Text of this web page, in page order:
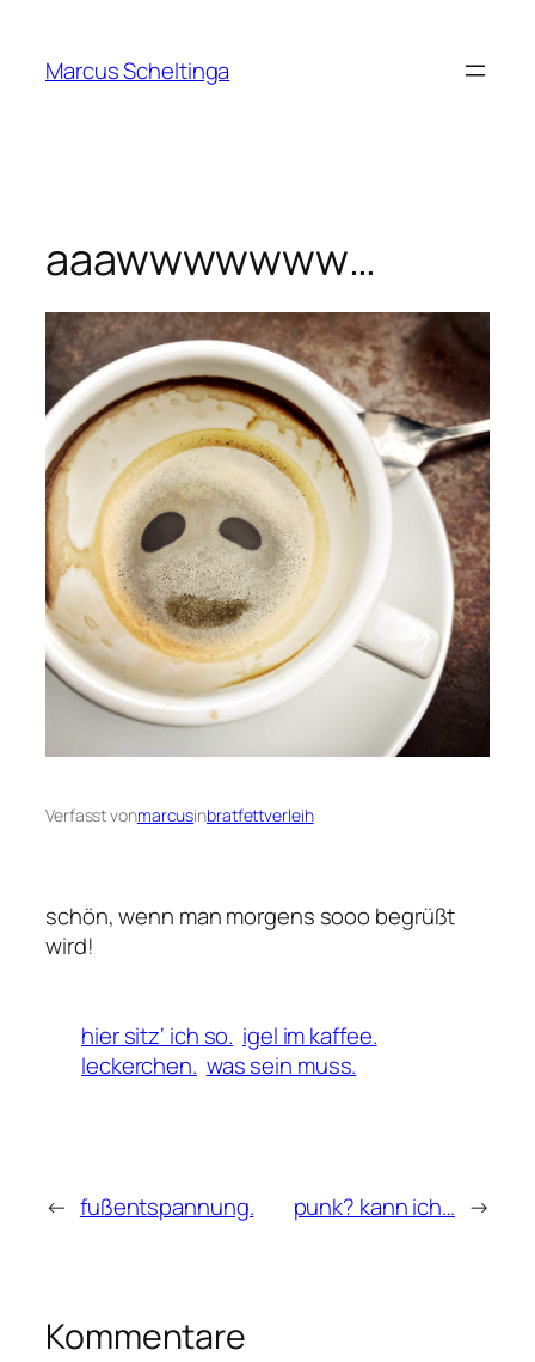
springen
Marcus Scheltinga
aaawwwwwww…
Verfasst vonmarcusinbratfettverleih
schön, wenn man morgens sooo begrüßt
wird!
hier sitz‘ ich so. igel im kaffee.
leckerchen. was sein muss.
← fußentspannung. punk? kann ich… →
Kommentare